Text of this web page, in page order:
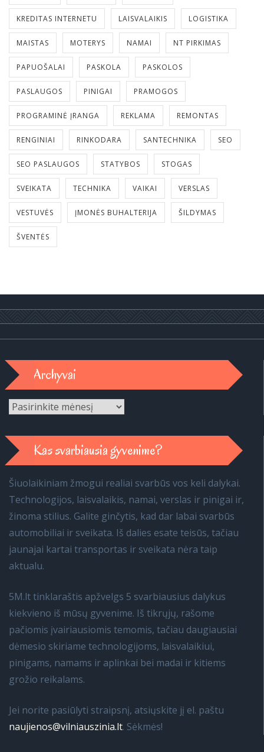
KREDITAS INTERNETU LAISVALAIKIS LOGISTIKA
MAISTAS MOTERYS NAMAI NT PIRKIMAS
PAPUOŠALAI PASKOLA PASKOLOS
PASLAUGOS PINIGAI PRAMOGOS
PROGRAMINĖ ĮRANGA REKLAMA REMONTAS
RENGINIAI RINKODARA SANTECHNIKA SEO
SEO PASLAUGOS STATYBOS STOGAS
SVEIKATA TECHNIKA VAIKAI VERSLAS
VESTUVĖS ĮMONĖS BUHALTERIJA ŠILDYMAS
ŠVENTĖS
Archyvai
Archyvai
Kas svarbiausia gyvenime?
Šiuolaikiniam žmogui realiai svarbūs vos keli dalykai.
Technologijos, laisvalaikis, namai, verslas ir pinigai ir,
žinoma stilius. Galite ginčytis, kad dar labai svarbūs
automobiliai ir sveikata. Iš dalies esate teisūs, tačiau
jaunajai kartai transportas ir sveikata nėra taip
aktualu.
5M.lt tinklaraštis apžvelgs 5 svarbiausius dalykus
kiekvieno iš mūsų gyvenime. Iš tikrųjų, rašome
pačiomis įvairiausiomis temomis, tačiau daugiausiai
dėmesio skiriame technologijoms, laisvalaikiui,
pinigams, namams ir aplinkai bei madai ir kitiems
grožio reikalams.
Jei norite pasiūlyti straipsnį, atsiųskite jį el. paštu
naujienos@vilniauszinia.lt. Sėkmės!